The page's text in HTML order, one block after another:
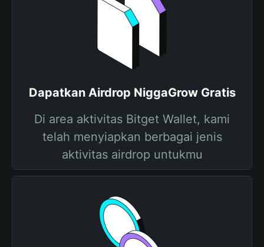
Dapatkan Airdrop NiggaGrow Gratis
Di area aktivitas Bitget Wallet, kami
telah menyiapkan berbagai jenis
aktivitas airdrop untukmu